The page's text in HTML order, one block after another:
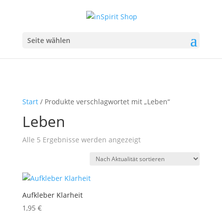
Seite wählen
Start/ Produkte verschlagwortet mit „Leben“
Leben
Alle 5 Ergebnisse werden angezeigtNach
sortiert
Aufkleber Klarheit
1,95 €